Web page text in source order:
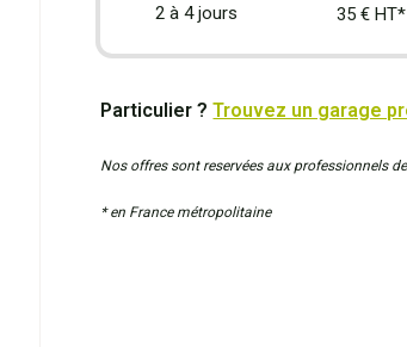
2 à 4 jours
35 € HT*
Particulier ?Trouvez un garage
Nos offres sont reservées aux professionnels
* en France métropolitaine